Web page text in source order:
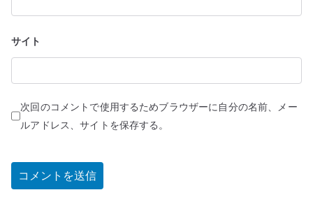
サイト
次回のコメントで使用するためブラウザーに自分の名前、メー
ルアドレス、サイトを保存する。